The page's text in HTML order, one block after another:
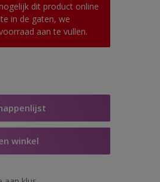
dit product online
in de gaten, we
aan te vullen.
winkel